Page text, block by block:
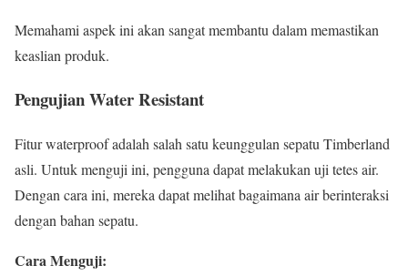
Memahami aspek ini akan sangat membantu dalam memastikan
keaslian produk.
Pengujian Water Resistant
Fitur waterproof adalah salah satu keunggulan sepatu Timberland
asli. Untuk menguji ini, pengguna dapat melakukan uji tetes air.
Dengan cara ini, mereka dapat melihat bagaimana air berinteraksi
dengan bahan sepatu.
Cara Menguji: